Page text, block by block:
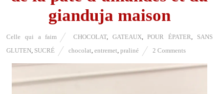
gianduja maison
Celle qui a faim CHOCOLAT, GATEAUX,POUR ÉPATER, SANS
GLUTEN, SUCRÉ chocolat,entremet,praliné 2 Comments